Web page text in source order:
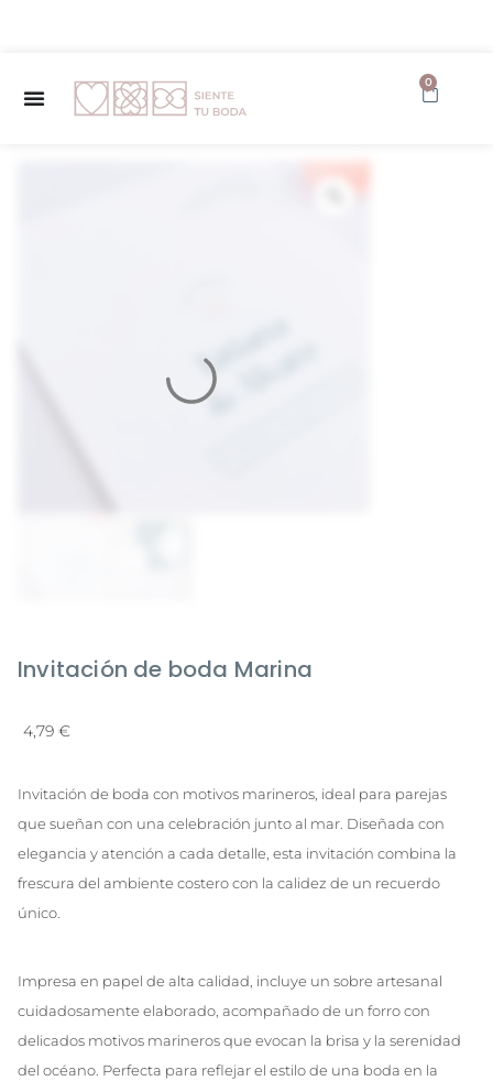
0
Invitación de boda Marina
4,79 €
Invitación de boda con motivos marineros, ideal para parejas
que sueñan con una celebración junto al mar. Diseñada con
elegancia y atención a cada detalle, esta invitación combina la
frescura del ambiente costero con la calidez de un recuerdo
único.
Impresa en papel de alta calidad, incluye un sobre artesanal
cuidadosamente elaborado, acompañado de un forro con
delicados motivos marineros que evocan la brisa y la serenidad
del océano. Perfecta para reflejar el estilo de una boda en la